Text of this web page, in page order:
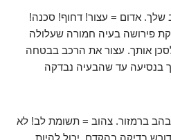
שלך. אדום = עצור! דחוף! סכנה!
פירושה בעיה חמורה שעלולה
לסכן אותך. עצור את הרכב בבטחה
בנסיעה עד שהבעיה נבדקה
ברמזור. צהוב = תשומת לב! לא
בדיקה בהקדם. יכול להיות